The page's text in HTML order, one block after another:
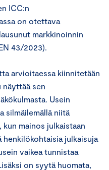
ICC:n
on otettava
markkinoinnin
43/2023).
arvioitaessa kiinnitetään
näyttää sen
Usein
silmäilemällä niitä
mainos julkaistaan
henkilökohtaisia julkaisuja
vaikea tunnistaa
on syytä huomata,